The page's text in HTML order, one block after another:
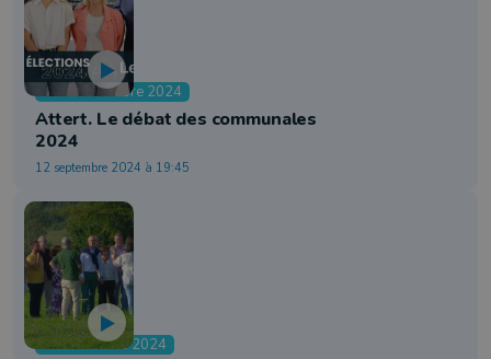
Débats octobre 2024
Attert. Le débat des communales
2024
12 septembre 2024 à 19:45
Communales 2024